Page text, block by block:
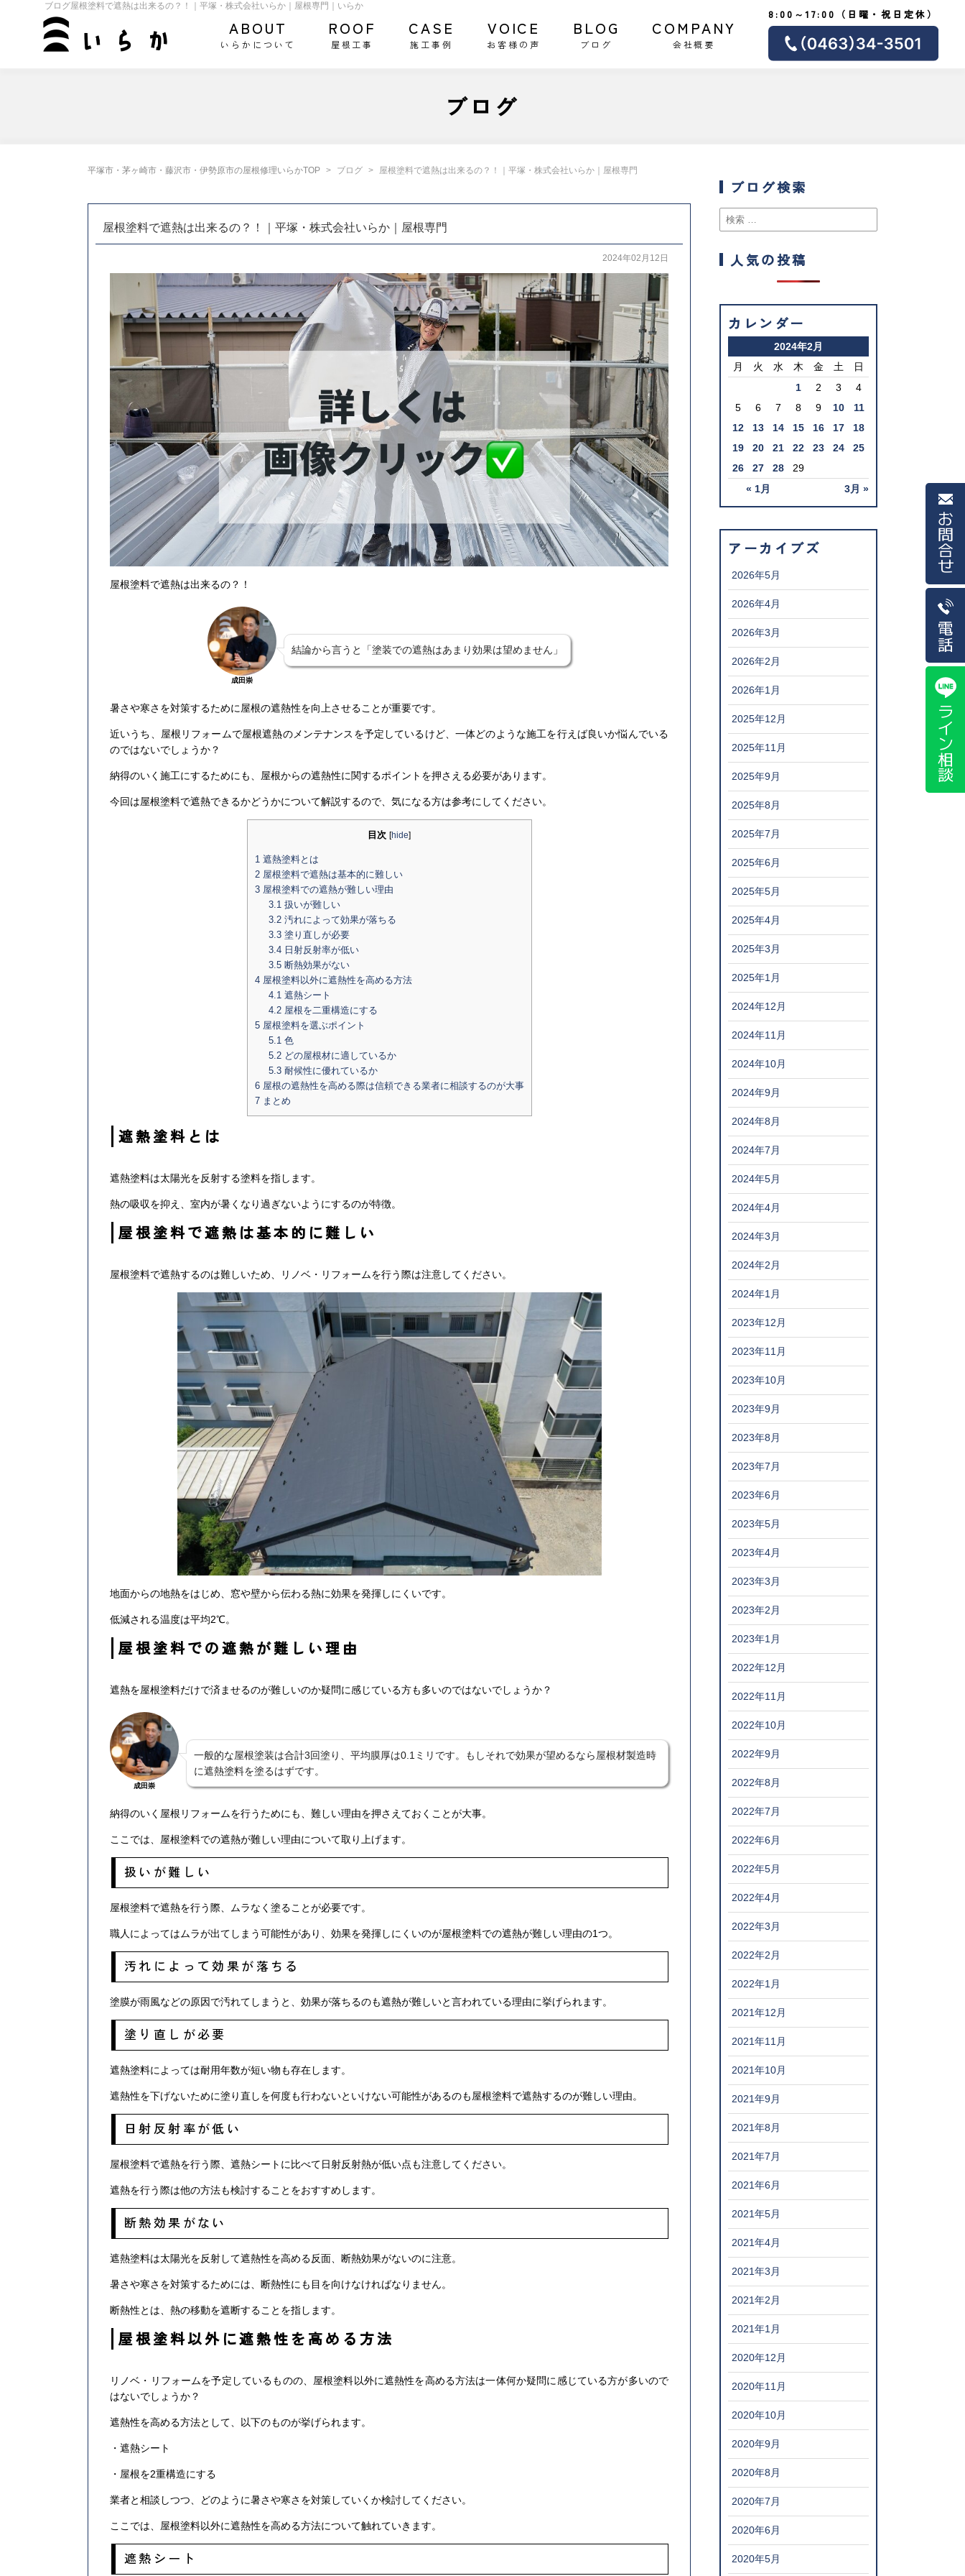
ブログ屋根塗料で遮熱は出来るの？！｜平塚・株式会社いらか｜屋根専門｜いらか
お問合せ
電話
ライン相談
ABOUT
いらかについて
ROOF
屋根工事
CASE
施工事例
VOICE
お客様の声
BLOG
ブログ
COMPANY
会社概要
8:00～17:00（日曜・祝日定休）
ブログ
平塚市・茅ヶ崎市・藤沢市・伊勢原市の屋根修理いらかTOP ブログ 屋根塗料で遮熱は出来るの？！｜平塚・株式会社いらか｜屋根専門
屋根塗料で遮熱は出来るの？！｜平塚・株式会社いらか｜屋根専門
2024年02月12日
屋根塗料で遮熱は出来るの？！
成田崇
結論から言うと「塗装での遮熱はあまり効果は望めません」
暑さや寒さを対策するために屋根の遮熱性を向上させることが重要です。
近いうち、屋根リフォームで屋根遮熱のメンテナンスを予定しているけど、一体どのような施工を行えば良いか悩んでいる
のではないでしょうか？
納得のいく施工にするためにも、屋根からの遮熱性に関するポイントを押さえる必要があります。
今回は屋根塗料で遮熱できるかどうかについて解説するので、気になる方は参考にしてください。
目次 [hide]
1遮熱塗料とは
2屋根塗料で遮熱は基本的に難しい
3屋根塗料での遮熱が難しい理由
3.1 扱いが難しい
3.2 汚れによって効果が落ちる
3.3 塗り直しが必要
3.4 日射反射率が低い
3.5 断熱効果がない
4屋根塗料以外に遮熱性を高める方法
4.1 遮熱シート
4.2 屋根を二重構造にする
5屋根塗料を選ぶポイント
5.1 色
5.2 どの屋根材に適しているか
5.3 耐候性に優れているか
6屋根の遮熱性を高める際は信頼できる業者に相談するのが大事
7まとめ
遮熱塗料とは
遮熱塗料は太陽光を反射する塗料を指します。
熱の吸収を抑え、室内が暑くなり過ぎないようにするのが特徴。
屋根塗料で遮熱は基本的に難しい
屋根塗料で遮熱するのは難しいため、リノベ・リフォームを行う際は注意してください。
地面からの地熱をはじめ、窓や壁から伝わる熱に効果を発揮しにくいです。
低減される温度は平均2℃。
屋根塗料での遮熱が難しい理由
遮熱を屋根塗料だけで済ませるのが難しいのか疑問に感じている方も多いのではないでしょうか？
成田崇
一般的な屋根塗装は合計3回塗り、平均膜厚は0.1ミリです。もしそれで効果が望めるなら屋根材製造時
に遮熱塗料を塗るはずです。
納得のいく屋根リフォームを行うためにも、難しい理由を押さえておくことが大事。
ここでは、屋根塗料での遮熱が難しい理由について取り上げます。
扱いが難しい
屋根塗料で遮熱を行う際、ムラなく塗ることが必要です。
職人によってはムラが出てしまう可能性があり、効果を発揮しにくいのが屋根塗料での遮熱が難しい理由の1つ。
汚れによって効果が落ちる
塗膜が雨風などの原因で汚れてしまうと、効果が落ちるのも遮熱が難しいと言われている理由に挙げられます。
塗り直しが必要
遮熱塗料によっては耐用年数が短い物も存在します。
遮熱性を下げないために塗り直しを何度も行わないといけない可能性があるのも屋根塗料で遮熱するのが難しい理由。
日射反射率が低い
屋根塗料で遮熱を行う際、遮熱シートに比べて日射反射熱が低い点も注意してください。
遮熱を行う際は他の方法も検討することをおすすめします。
断熱効果がない
遮熱塗料は太陽光を反射して遮熱性を高める反面、断熱効果がないのに注意。
暑さや寒さを対策するためには、断熱性にも目を向けなければなりません。
断熱性とは、熱の移動を遮断することを指します。
屋根塗料以外に遮熱性を高める方法
リノベ・リフォームを予定しているものの、屋根塗料以外に遮熱性を高める方法は一体何か疑問に感じている方が多いので
はないでしょうか？
遮熱性を高める方法として、以下のものが挙げられます。
・遮熱シート
・屋根を2重構造にする
業者と相談しつつ、どのように暑さや寒さを対策していくか検討してください。
ここでは、屋根塗料以外に遮熱性を高める方法について触れていきます。
遮熱シート
ブログ検索
人気の投稿
カレンダー
2024年2月
月
火 水 木 金 土 日
« 1月 3月 »
1 2 3
4
5
6 7 8 9 10
11
12
13 14 15 16 17
18
19
20 21 22 23 24
25
26
27 28 29
アーカイブズ
2026年5月
2026年4月
2026年3月
2026年2月
2026年1月
2025年12月
2025年11月
2025年9月
2025年8月
2025年7月
2025年6月
2025年5月
2025年4月
2025年3月
2025年1月
2024年12月
2024年11月
2024年10月
2024年9月
2024年8月
2024年7月
2024年5月
2024年4月
2024年3月
2024年2月
2024年1月
2023年12月
2023年11月
2023年10月
2023年9月
2023年8月
2023年7月
2023年6月
2023年5月
2023年4月
2023年3月
2023年2月
2023年1月
2022年12月
2022年11月
2022年10月
2022年9月
2022年8月
2022年7月
2022年6月
2022年5月
2022年4月
2022年3月
2022年2月
2022年1月
2021年12月
2021年11月
2021年10月
2021年9月
2021年8月
2021年7月
2021年6月
2021年5月
2021年4月
2021年3月
2021年2月
2021年1月
2020年12月
2020年11月
2020年10月
2020年9月
2020年8月
2020年7月
2020年6月
2020年5月